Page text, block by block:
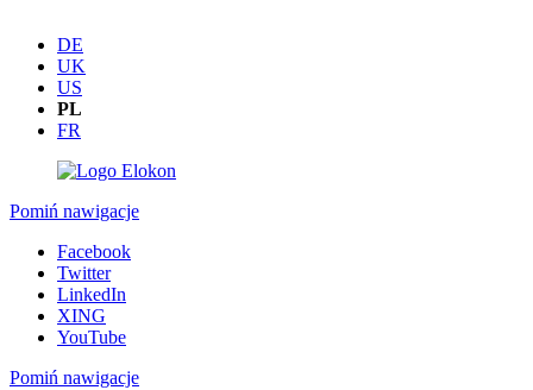
DE
UK
US
PL
FR
Pomiń nawigacje
Facebook
Twitter
LinkedIn
XING
YouTube
Pomiń nawigacje